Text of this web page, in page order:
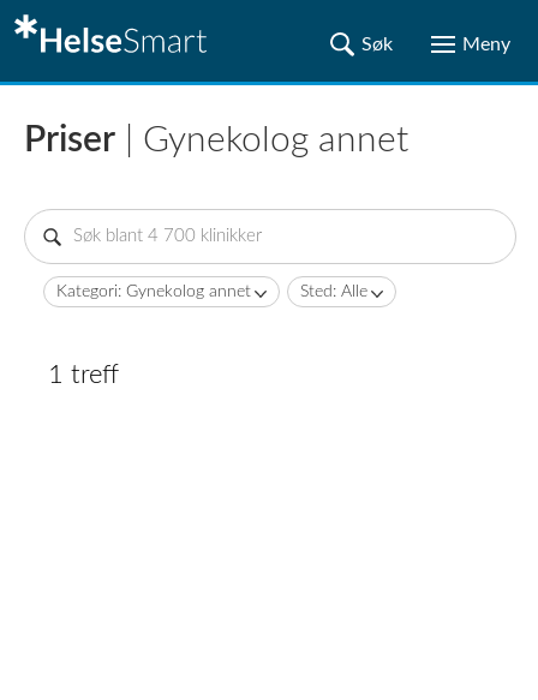
Priser | Gynekolog annet
Kategori: Gynekolog annet Sted: Alle
1 treff